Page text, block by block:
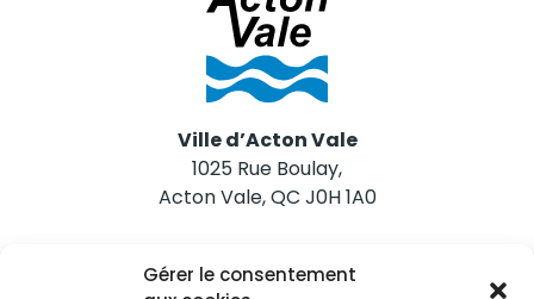
Gérer le consentement
Ville d’Acton Vale
1025 Rue Boulay,
Acton Vale, QC J0H 1A0
Nous joindre